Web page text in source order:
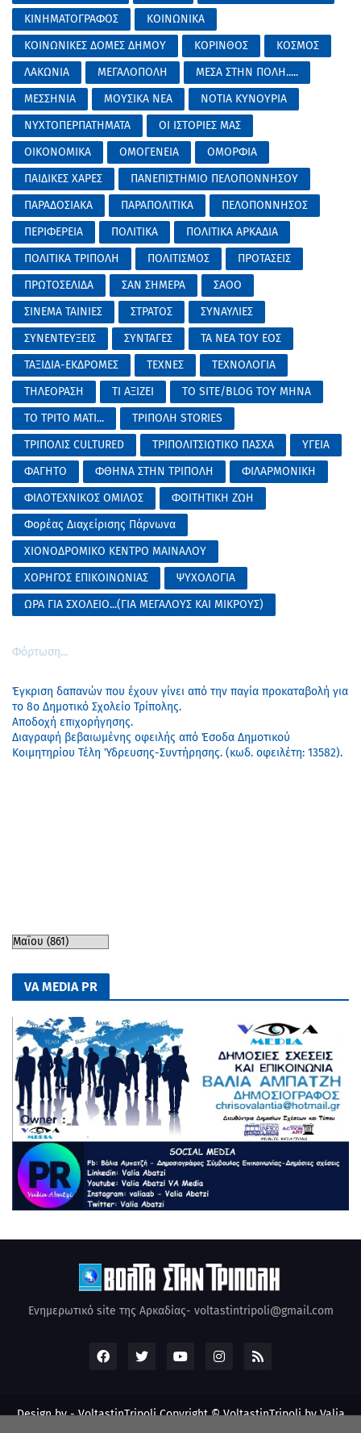
ΚΙΝΗΜΑΤΟΓΡΑΦΟΣ
ΚΟΙΝΩΝΙΚΑ
ΚΟΙΝΩΝΙΚΕΣ ΔΟΜΕΣ ΔΗΜΟΥ
ΚΟΡΙΝΘΟΣ
ΚΟΣΜΟΣ
ΛΑΚΩΝΙΑ
ΜΕΓΑΛΟΠΟΛΗ
ΜΕΣΑ ΣΤΗΝ ΠΟΛΗ.....
ΜΕΣΣΗΝΙΑ
ΜΟΥΣΙΚΑ ΝΕΑ
ΝΟΤΙΑ ΚΥΝΟΥΡΙΑ
ΝΥΧΤΟΠΕΡΠΑΤΗΜΑΤΑ
ΟΙ ΙΣΤΟΡΙΕΣ ΜΑΣ
ΟΙΚΟΝΟΜΙΚΑ
ΟΜΟΓΕΝΕΙΑ
ΟΜΟΡΦΙΑ
ΠΑΙΔΙΚΕΣ ΧΑΡΕΣ
ΠΑΝΕΠΙΣΤΗΜΙΟ ΠΕΛΟΠΟΝΝΗΣΟΥ
ΠΑΡΑΔΟΣΙΑΚΑ
ΠΑΡΑΠΟΛΙΤΙΚΑ
ΠΕΛΟΠΟΝΝΗΣΟΣ
ΠΕΡΙΦΕΡΕΙΑ
ΠΟΛΙΤΙΚΑ
ΠΟΛΙΤΙΚΑ ΑΡΚΑΔΙΑ
ΠΟΛΙΤΙΚΑ ΤΡΙΠΟΛΗ
ΠΟΛΙΤΙΣΜΟΣ
ΠΡΟΤΑΣΕΙΣ
ΠΡΩΤΟΣΕΛΙΔΑ
ΣΑΝ ΣΗΜΕΡΑ
ΣΑΟΟ
ΣΙΝΕΜΑ ΤΑΙΝΙΕΣ
ΣΤΡΑΤΟΣ
ΣΥΝΑΥΛΙΕΣ
ΣΥΝΕΝΤΕΥΞΕΙΣ
ΣΥΝΤΑΓΕΣ
ΤΑ ΝΕΑ ΤΟΥ ΕΟΣ
ΤΑΞΙΔΙΑ-ΕΚΔΡΟΜΕΣ
ΤΕΧΝΕΣ
ΤΕΧΝΟΛΟΓΙΑ
ΤΗΛΕΟΡΑΣΗ
ΤΙ ΑΞΙΖΕΙ
ΤΟ SITE/BLOG ΤΟΥ ΜΗΝΑ
ΤΟ ΤΡΙΤΟ ΜΑΤΙ...
ΤΡΙΠΟΛΗ STORIES
ΤΡΙΠΟΛΙΣ CULTURED
ΤΡΙΠΟΛΙΤΣΙΩΤΙΚΟ ΠΑΣΧΑ
ΥΓΕΙΑ
ΦΑΓΗΤΟ
ΦΘΗΝΑ ΣΤΗΝ ΤΡΙΠΟΛΗ
ΦΙΛΑΡΜΟΝΙΚΗ
ΦΙΛΟΤΕΧΝΙΚΟΣ ΟΜΙΛΟΣ
ΦΟΙΤΗΤΙΚΗ ΖΩΗ
Φορέας Διαχείρισης Πάρνωνα
ΧΙΟΝΟΔΡΟΜΙΚΟ ΚΕΝΤΡΟ ΜΑΙΝΑΛΟΥ
ΧΟΡΗΓΟΣ ΕΠΙΚΟΙΝΩΝΙΑΣ
ΨΥΧΟΛΟΓΙΑ
ΩΡΑ ΓΙΑ ΣΧΟΛΕΙΟ...(ΓΙΑ ΜΕΓΑΛΟΥΣ ΚΑΙ ΜΙΚΡΟΥΣ)
Φόρτωση...
Έγκριση δαπανών που έχουν γίνει από την παγία προκαταβολή για
το 8ο Δημοτικό Σχολείο Τρίπολης.
Αποδοχή επιχορήγησης.
Διαγραφή βεβαιωμένης οφειλής από Έσοδα Δημοτικού
Κοιμητηρίου Τέλη Ύδρευσης-Συντήρησης. (κωδ. οφειλέτη: 13582).
VA MEDIA PR
Ενημερωτικό site της Αρκαδίας- voltastintripoli@gmail.com
Design by -VoltastinTripoliCopyright © VoltastinTripoli by Valia